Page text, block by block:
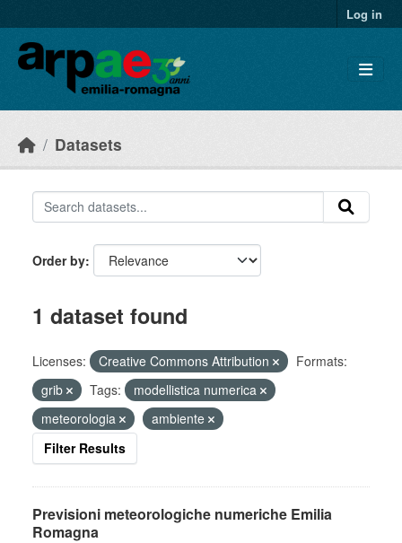
Log in
Datasets
Order by
1 dataset found
Licenses: Creative Commons Attribution
Formats:
grib
Tags:
modellistica numerica
meteorologia
ambiente
Filter Results
Previsioni meteorologiche numeriche Emilia
Romagna